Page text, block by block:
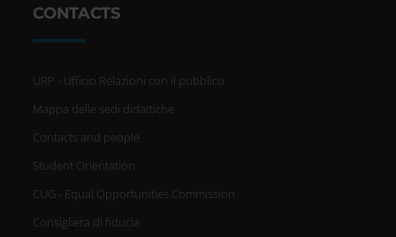
CONTACTS
URP - Ufficio Relazioni con il pubblico
Mappa delle sedi didattiche
Contacts and people
Student Orientation
CUG - Equal Opportunities Commission
Consigliera di fiducia